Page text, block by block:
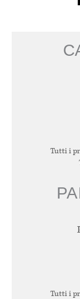
Tutti i
Tutti i